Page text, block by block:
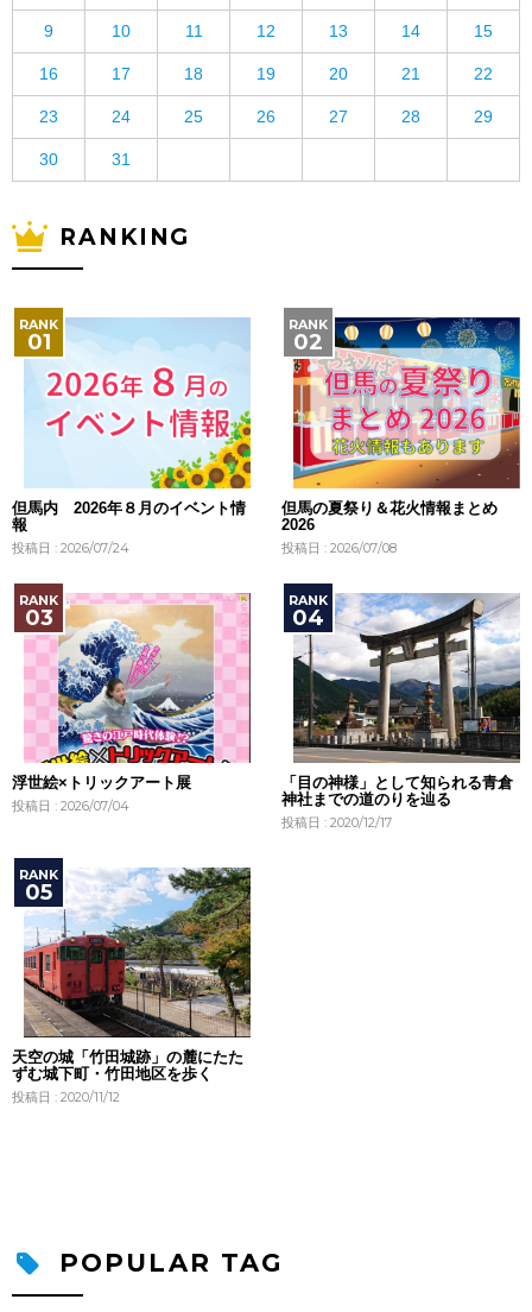
9 10 11 12 13 14 15
16 17 18 19 20 21 22
23 24 25 26 27 28 29
30 31
RANKING
但馬内 2026年８月のイベント情
報
投稿日 : 2026/07/24
但馬の夏祭り＆花火情報まとめ
2026
投稿日 : 2026/07/08
浮世絵×トリックアート展
投稿日 : 2026/07/04
「目の神様」として知られる青倉
神社までの道のりを辿る
投稿日 : 2020/12/17
天空の城「竹田城跡」の麓にたた
ずむ城下町・竹田地区を歩く
投稿日 : 2020/11/12
POPULAR TAG